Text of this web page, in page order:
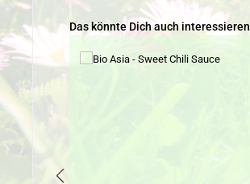
Produktgalerie überspringen
Das könnte Dich auch interessieren